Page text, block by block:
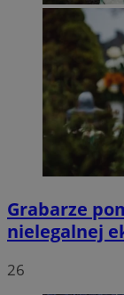
Grabarze
nielegalnej
26